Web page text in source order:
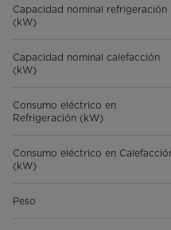
Capacidad nominal refrigeración
(kW)
Capacidad nominal calefacción
(kW)
Consumo eléctrico en
Refrigeración (kW)
Consumo eléctrico en
(kW)
Peso